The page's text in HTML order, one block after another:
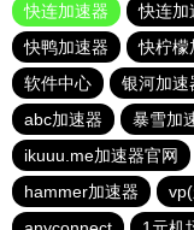
快连加速器
快连加
快鸭加速器
快柠檬
软件中心
银河加速
abc加速器
暴雪加
ikuuu.me加速器官网
hammer加速器